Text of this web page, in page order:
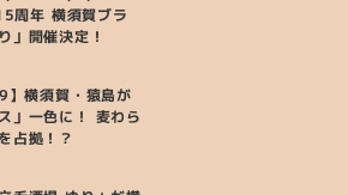
周年 横須賀ブラ
」開催決定！
】横須賀・猿島が
」一色に！ 麦わら
占拠！？